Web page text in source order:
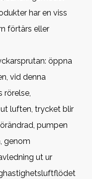
har en viss
förtärs eller
öppna
vid denna
rörelse,
luften, trycket blir
pumpen
genom
ut ur